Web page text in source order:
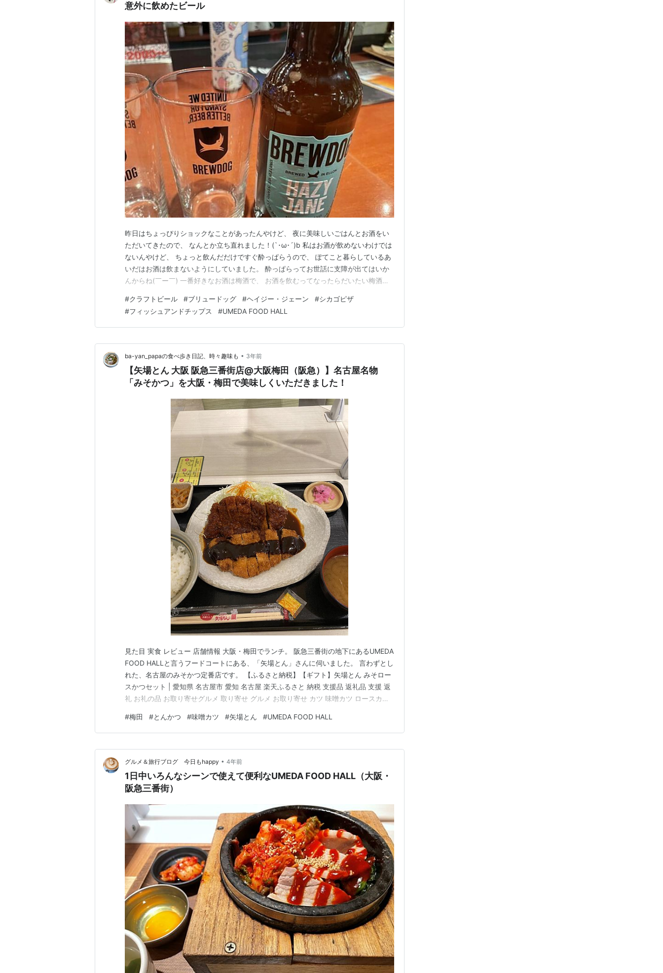
意外に飲めたビール
昨日はちょっぴりショックなことがあったんやけど、 夜に美味しいごはんとお酒をい
ただいてきたので、 なんとか立ち直れました！(`･ω･´)b 私はお酒が飲めないわけでは
ないんやけど、 ちょっと飲んだだけですぐ酔っぱらうので、 ぽてこと暮らしているあ
いだはお酒は飲まないようにしていました。 酔っぱらってお世話に支障が出てはいか
んからね(￣ー￣) 一番好きなお酒は梅酒で、 お酒を飲むってなったらだいたい梅酒を
ってました。 それが数年前に行ったビールイベントで、 はじめてクラフトビールとい
うものを飲んだんです！ その時のブ…
#クラフトビール #ブリュードッグ #ヘイジー・ジェーン #シカゴピザ
#フィッシュアンドチップス #UMEDA FOOD HALL
ba-yan_papaの食べ歩き日記、時々趣味も • 3年前
【矢場とん 大阪 阪急三番街店@大阪梅田（阪急）】名古屋名物
「みそかつ」を大阪・梅田で美味しくいただきました！
見た目 実食 レビュー 店舗情報 大阪・梅田でランチ。 阪急三番街の地下にあるUMEDA
FOOD HALLと言うフードコートにある、「矢場とん」さんに伺いました。 言わずとし
れた、名古屋のみそかつ定番店です。 【ふるさと納税】【ギフト】矢場とん みそロー
スかつセット | 愛知県 名古屋市 愛知 名古屋 楽天ふるさと 納税 支援品 返礼品 支援 返
礼 お礼の品 お取り寄せグルメ 取り寄せ グルメ お取り寄せ カツ 味噌カツ ロースカツ
Amazon Yahooショッピング 価格.com 人気一位の「…
#梅田 #とんかつ #味噌カツ #矢場とん #UMEDA FOOD HALL
グルメ＆旅行ブログ 今日もhappy • 4年前
1日中いろんなシーンで使えて便利なUMEDA FOOD HALL（大阪・
阪急三番街）